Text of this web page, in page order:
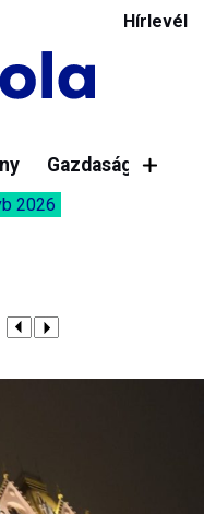
Hírlevél
Gazdaság
2026